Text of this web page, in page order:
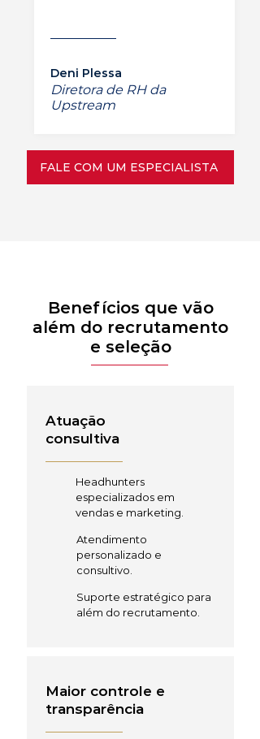
Deni Plessa
Diretora de RH da
Upstream
FALE COM UM ESPECIALISTA
Benefícios que vão
além do recrutamento
e seleção
Atuação
consultiva
Headhunters
especializados em
vendas e marketing.
Atendimento
personalizado e
consultivo.
Suporte estratégico para
além do recrutamento.
Maior controle e
transparência